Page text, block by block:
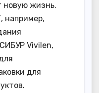
новую жизнь.
например,
Vivilen,
для